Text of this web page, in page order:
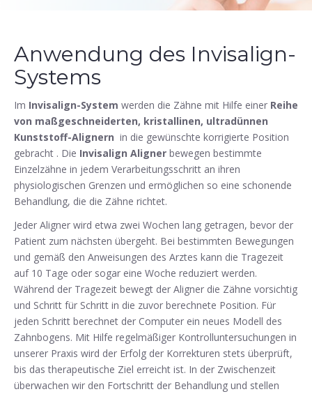
Anwendung des Invisalign-
Systems
Im Invisalign-System werden die Zähne mit Hilfe einer Reihe
von maßgeschneiderten, kristallinen, ultradünnen
Kunststoff-Alignern in die gewünschte korrigierte Position
gebracht . Die Invisalign Aligner bewegen bestimmte
Einzelzähne in jedem Verarbeitungsschritt an ihren
physiologischen Grenzen und ermöglichen so eine schonende
Behandlung, die die Zähne richtet.
Jeder Aligner wird etwa zwei Wochen lang getragen, bevor der
Patient zum nächsten übergeht. Bei bestimmten Bewegungen
und gemäß den Anweisungen des Arztes kann die Tragezeit
auf 10 Tage oder sogar eine Woche reduziert werden.
Während der Tragezeit bewegt der Aligner die Zähne vorsichtig
und Schritt für Schritt in die zuvor berechnete Position. Für
jeden Schritt berechnet der Computer ein neues Modell des
Zahnbogens. Mit Hilfe regelmäßiger Kontrolluntersuchungen in
unserer Praxis wird der Erfolg der Korrekturen stets überprüft,
bis das therapeutische Ziel erreicht ist. In der Zwischenzeit
überwachen wir den Fortschritt der Behandlung und stellen